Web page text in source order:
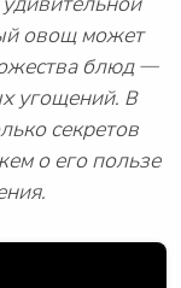
овощ может
блюд —
угощений. В
секретов
о его пользе